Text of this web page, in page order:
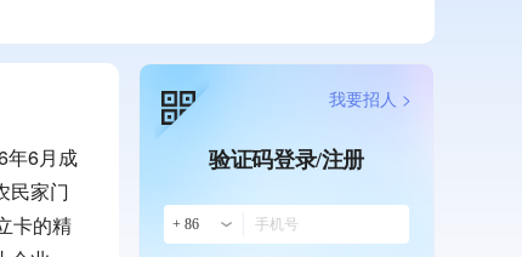
年6月成
民家门
卡的精
验证码登录/注册
+ 86
我要招人 >